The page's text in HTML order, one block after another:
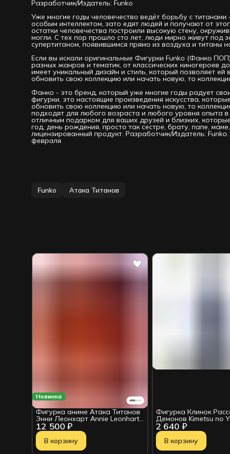
Разработчик/Издатель: Funko
Уже многие годы человечество ведёт борьбу с
особым интеллектом, зато едят людей и получают от
остатки человечества построили высокую стену,
могли. С тех пор прошло сто лет, люди мирно живут под
супертитаном, появившимся прямо из воздуха и титаны
Если вы искали оригинальные Фигурки Funko (Фанко
разных жанров и тематик, от классических
имеет уникальный дизайн и стиль, который позволяет
обновить свою коллекцию или начать новую, то
Фанко - это бренд, который уже многие годы радует
фигурки, это настоящие произведения искусства,
обновить свою коллекцию или начать новую, то
подходят для любого возраста и любого уровня опыта
отличным подарком для ваших друзей и близких,
год, день рождения, просто так сестре, брату, папе,
лицензированный продукт. Разработчик/Издатель:
февраля
Funko Атака Титанов
Новинка
12 500 ₽
Фигурка аниме Атака Титанов
Энни Леонхарт Annie Leonhart
Female Titan Ver POP UP
PARADE
В корзину
2 640 ₽
Фигурка Клинок
Демонов Kimetsu no
Yushiro
В корзину